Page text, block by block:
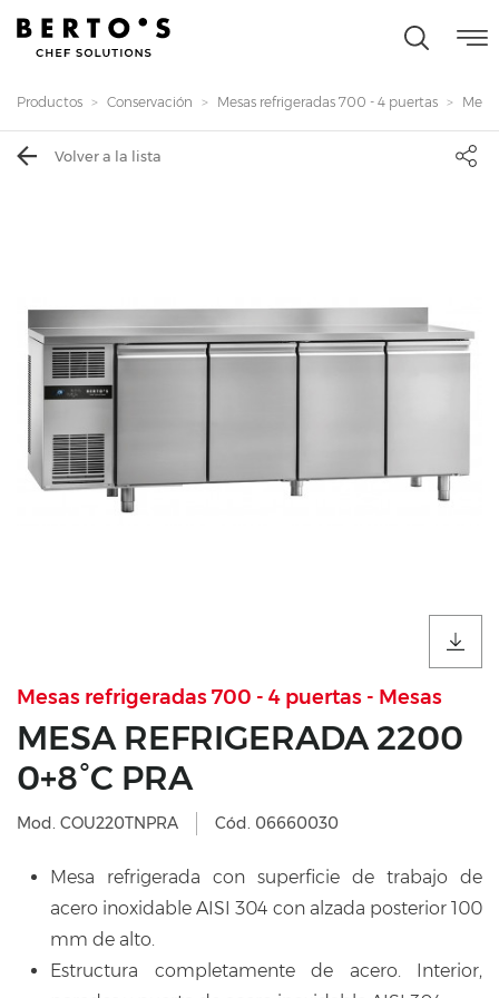
Productos Conservación Mesas refrigeradas 700 - 4 puertas
Volver a la lista
Mesas refrigeradas 700 - 4 puertas - Mesas
MESA REFRIGERADA 2200
0+8°C PRA
Mod. COU220TNPRA Cód. 06660030
Mesa refrigerada con superficie de trabajo de
acero inoxidable AISI 304 con alzada posterior 100
mm de alto.
Estructura completamente de acero. Interior,